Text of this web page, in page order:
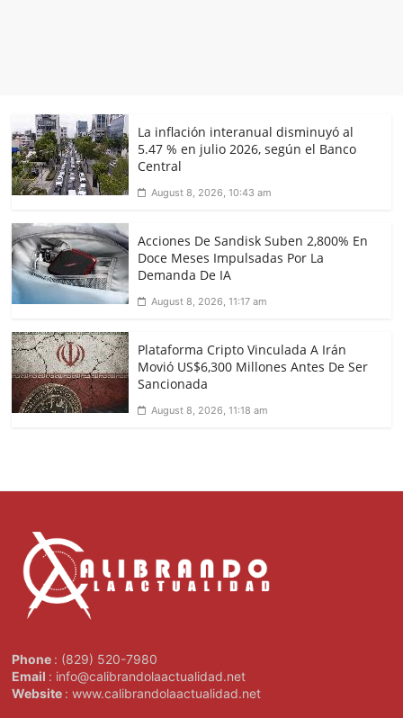
La inflación interanual disminuyó al
5.47 % en julio 2026, según el Banco
Central
August 8, 2026, 10:43 am
Acciones De Sandisk Suben 2,800% En
Doce Meses Impulsadas Por La
Demanda De IA
August 8, 2026, 11:17 am
Plataforma Cripto Vinculada A Irán
Movió US$6,300 Millones Antes De Ser
Sancionada
August 8, 2026, 11:18 am
Phone : (829) 520-7980
Email : info@calibrandolaactualidad.net
Website : www.calibrandolaactualidad.net